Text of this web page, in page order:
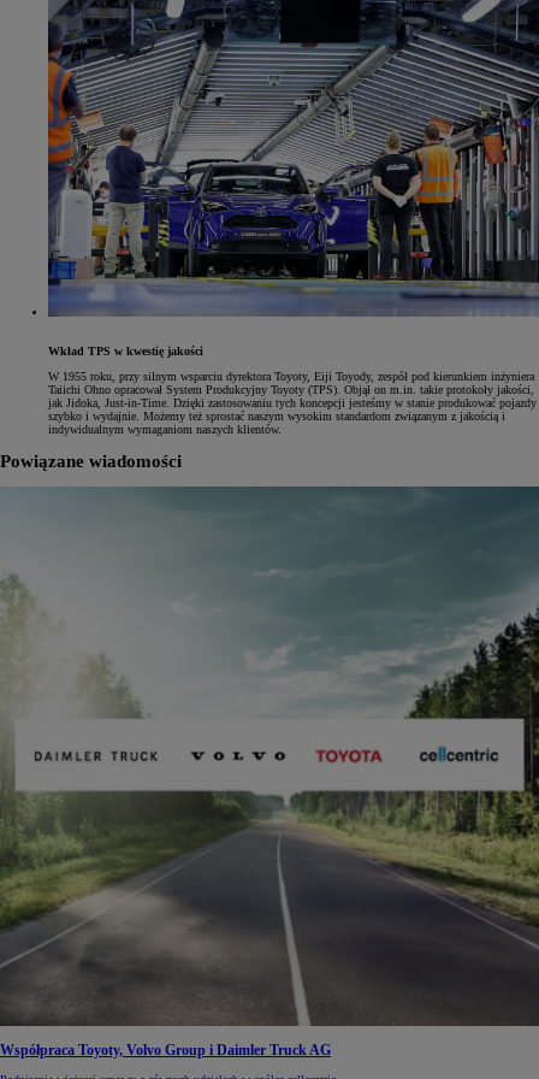
Wkład TPS w kwestię jakości
W 1955 roku, przy silnym wsparciu dyrektora Toyoty, Eiji Toyody, zespół pod kierunkiem inżyniera
Taiichi Ohno opracował System Produkcyjny Toyoty (TPS). Objął on m.in. takie protokoły jakości,
jak Jidoka, Just-in-Time. Dzięki zastosowaniu tych koncepcji jesteśmy w stanie produkować pojazdy
szybko i wydajnie. Możemy też sprostać naszym wysokim standardom związanym z jakością i
indywidualnym wymaganiom naszych klientów.
Powiązane wiadomości
Współpraca Toyoty, Volvo Group i Daimler Truck AG